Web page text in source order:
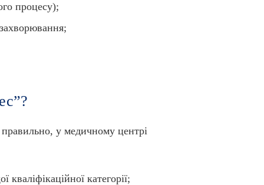
процесу);
у медичному центрі
категорії;